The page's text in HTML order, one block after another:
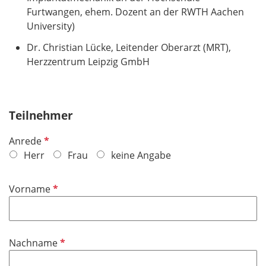
Furtwangen, ehem. Dozent an der RWTH Aachen
University)
Dr. Christian Lücke, Leitender Oberarzt (MRT),
Herzzentrum Leipzig GmbH
Teilnehmer
AnredeP
f
c
t
f
e
Herr Frau keine Angabe
VornameP
c
NachnameP